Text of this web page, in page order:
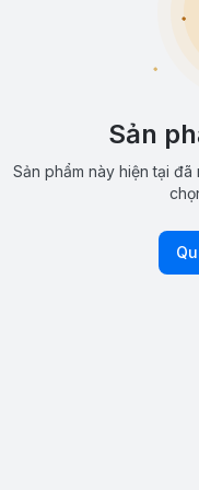
Sản
Sản phẩm này hiện tại